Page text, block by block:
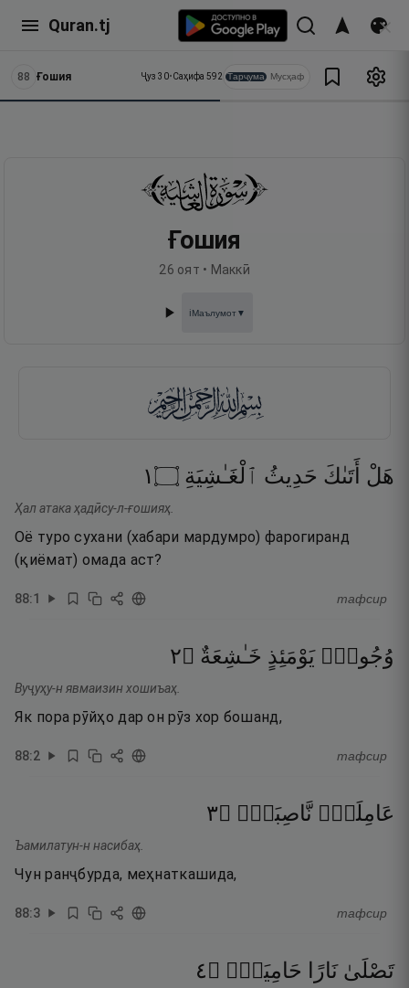
Quran.tj
88 Ғошия Ҷуз 30•Саҳифа 592 Тарҷума Мусҳаф
Ғошия
26 оят • Маккӣ
ℹ️Маълумот▼
هَلْ أَتَىٰكَ حَدِيثُ ٱلْغَـٰشِيَةِ ۝١
Ҳал атака ҳадӣсу-л-ғошияҳ.
Оё туро сухани (хабари мардумро) фарогиранд
(қиёмат) омада аст?
88:1 тафсир
وُجُوهٌۭ يَوْمَئِذٍ خَـٰشِعَةٌ ۝٢
Вуҷуҳу-н явмаизин хошиъаҳ.
Як пора рӯйҳо дар он рӯз хор бошанд,
88:2 тафсир
عَامِلَةٌۭ نَّاصِبَةٌۭ ۝٣
Ъамилатун-н насибаҳ.
Чун ранҷбурда, меҳнаткашида,
88:3 тафсир
تَصْلَىٰ نَارًا حَامِيَةًۭ ۝٤